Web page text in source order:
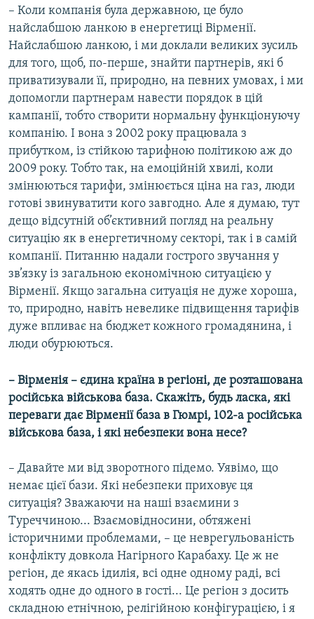
– Коли компанія була державною, це було
найслабшою ланкою в енергетиці Вірменії.
Найслабшою ланкою, і ми доклали великих зусиль
для того, щоб, по-перше, знайти партнерів, які б
приватизували її, природно, на певних умовах, і ми
допомогли партнерам навести порядок в цій
кампанії, тобто створити нормальну функціонуючу
компанію. І вона з 2002 року працювала з
прибутком, із стійкою тарифною політикою аж до
2009 року. Тобто так, на емоційній хвилі, коли
змінюються тарифи, змінюється ціна на газ, люди
готові звинуватити кого завгодно. Але я думаю, тут
дещо відсутній об’єктивний погляд на реальну
ситуацію як в енергетичному секторі, так і в самій
компанії. Питанню надали гострого звучання у
зв’язку із загальною економічною ситуацією у
Вірменії. Якщо загальна ситуація не дуже хороша,
то, природно, навіть невелике підвищення тарифів
дуже впливає на бюджет кожного громадянина, і
люди обурюються.
– Вірменія – єдина країна в регіоні, де розташована
російська військова база. Скажіть, будь ласка, які
переваги дає Вірменії база в Гюмрі, 102-а російська
військова база, і які небезпеки вона несе?
– Давайте ми від зворотного підемо. Уявімо, що
немає цієї бази. Які небезпеки приховує ця
ситуація? Зважаючи на наші взаємини з
Туреччиною... Взаємовідносини, обтяжені
історичними проблемами, – це неврегульованість
конфлікту довкола Нагірного Карабаху. Це ж не
регіон, де якась ідилія, всі одне одному раді, всі
ходять одне до одного в гості... Це регіон з досить
складною етнічною, релігійною конфігурацією, і я